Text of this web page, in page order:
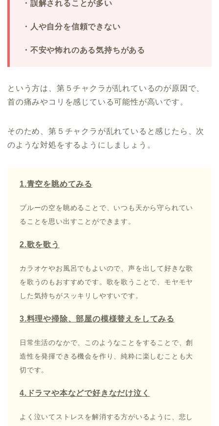
・誤解されることが多い
・人や自分を信頼できない
・不安や怖れのある気持ちがある
という方は、第５チャクラが乱れているのが原因で、
首の痛みやコリを感じている可能性が高いです。
そのため、第５チャクラが乱れていると感じたら、次
のような対処をするようにしましょう。
1.青空を眺めてみる
ブルーの空を眺めることで、いつも天から守られてい
ることを思い出すことができます。
2.歌を歌う
カラオケやお風呂でもよいので、声を出して好きな歌
を歌うのもおすすめです。歌を歌うことで、モヤモヤ
した気持ちがスッキリしやすいです。
3.料理や掃除、部屋の模様替えをしてみる
日常生活のなかで、このようなことをすることで、創
造性を発揮できる機会を作り、純粋に楽しむことも大
切です。
4.ドラマや本などで好きなだけ泣く
よく泣いてストレスを解消する方がいるように、悲し